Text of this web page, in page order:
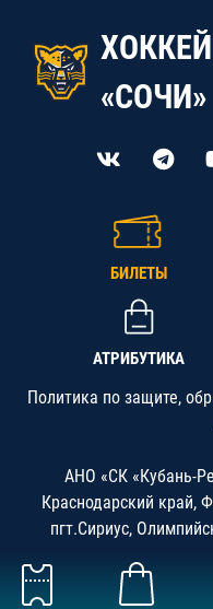
«СОЧИ»
БИЛЕТЫ
АТРИБУТИКА
Политика по защите,
АНО «СК «Кубань-
Краснодарский край,
пгт.Сириус,